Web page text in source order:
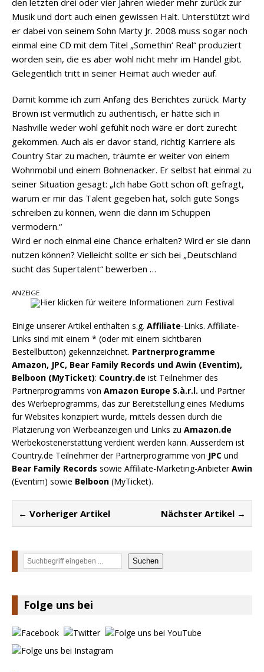
Musik und dort auch einen gewissen Halt. Unterstützt wird
er dabei von seinem Sohn Marty Jr. 2008 muss sogar noch
einmal eine CD mit dem Titel „Somethin‘ Real“ produziert
worden sein, die es aber wohl nicht mehr im Handel gibt.
Gelegentlich tritt in seiner Heimat auch wieder auf.
Damit komme ich zum Anfang des Berichtes zurück. Marty
Brown ist vermutlich zu authentisch, er hätte sich in
Nashville weder wohl gefühlt noch wäre er dort zurecht
gekommen. Auch als er davor stand, richtig Karriere als
Country Star zu machen, träumte er weiter von einem
Wohnmobil und einem Bohnenacker. Er selbst hat einmal zu
seiner Situation gesagt: „Ich habe Gott schon oft gefragt,
warum er mir das Talent gegeben hat, solch gute Songs
schreiben zu können, wenn die dann im Schuppen
vermodern.“
Wird er noch einmal eine Chance erhalten? Wird er sie dann
nutzen können? Vielleicht sollte er sich bei „Deutschland
sucht das Supertalent“ bewerben …
ANZEIGE
Einige unserer Artikel enthalten s.g. Affiliate-Links. Affiliate-
Links sind mit einem * (oder mit einem sichtbaren
Bestellbutton) gekennzeichnet. Partnerprogramme
Amazon, JPC, Bear Family Records und Awin (Eventim),
Belboon (MyTicket): Country.de ist Teilnehmer des
Partnerprogramms von Amazon Europe S.à.r.l. und Partner
des Werbeprogramms, das zur Bereitstellung eines Mediums
für Websites konzipiert wurde, mittels dessen durch die
Platzierung von Werbeanzeigen und Links zu Amazon.de
Werbekostenerstattung verdient werden kann. Ausserdem ist
Country.de Teilnehmer der Partnerprogramme von JPC und
Bear Family Records sowie Affiliate-Marketing-AnbieterAwin
(Eventim) sowie Belboon (MyTicket).
← Vorheriger Artikel Nächster Artikel →
Suchen Suchen
Folge uns bei